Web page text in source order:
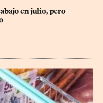
en julio, pero